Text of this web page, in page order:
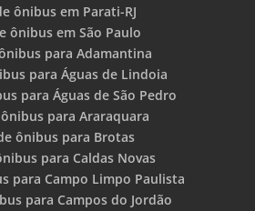
ônibus em Parati-RJ
ônibus em São Paulo
para Adamantina
para Águas de Lindoia
para Águas de São Pedro
para Araraquara
ônibus para Brotas
para Caldas Novas
para Campo Limpo Paulista
para Campos do Jordão